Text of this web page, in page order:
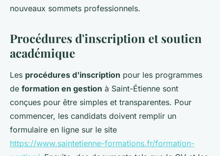
nouveaux sommets professionnels.
Procédures d'inscription et soutien
académique
Les procédures d'inscription pour les programmes
de formation en gestion à Saint-Étienne sont
conçues pour être simples et transparentes. Pour
commencer, les candidats doivent remplir un
formulaire en ligne sur le site
https://www.saintetienne-formations.fr/formation-